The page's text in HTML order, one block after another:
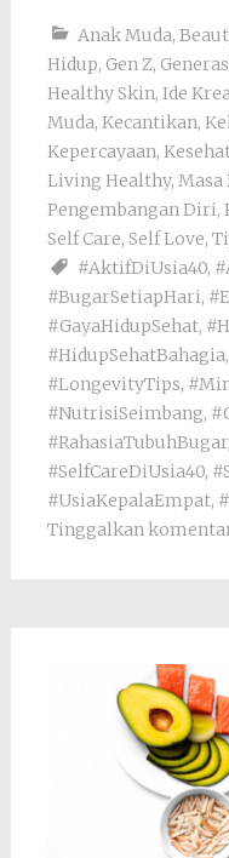
Anak Muda,
Hidup, Gen Z,
Healthy Skin, Ide
Muda, Kecantikan,
Kepercayaan,
Living Healthy, Masa
Pengembangan Diri,
Self Care, Self Love,
#AktifDiUsia40,
#BugarSetiapHari,
#GayaHidupSehat,
#HidupSehatBahagia,
#LongevityTips,
#NutrisiSeimbang,
#RahasiaTubuhBugar,
#SelfCareDiUsia40,
#UsiaKepalaEmpat,
Tinggalkan